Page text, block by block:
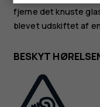
fjerne det knuste
blevet udskiftet af
BESKYT